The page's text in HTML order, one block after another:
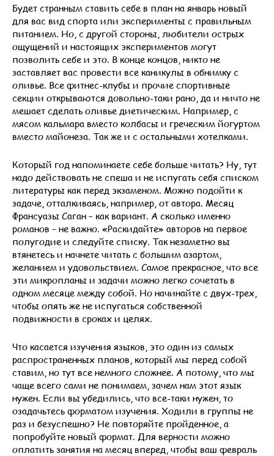
Будет странным ставить себе в план на январь новый
для вас вид спорта или эксперименты с правильным
питанием. Но, с другой стороны, любители острых
ощущений и настоящих экспериментов могут
позволить себе и это. В конце концов, никто не
заставляет вас провести все каникулы в обнимку с
оливье. Все фитнес-клубы и прочие спортивные
секции открываются довольно-таки рано, да и ничто не
мешает сделать оливье диетическим. Например, с
мясом кальмара вместо колбасы и греческим йогуртом
вместо майонеза. Так же и с остальными хотелками.
Который год напоминаете себе больше читать? Ну, тут
надо действовать не спеша и не испугать себя списком
литературы как перед экзаменом. Можно подойти к
задаче, отталкиваясь, например, от автора. Месяц
Франсуазы Саган – как вариант. А сколько именно
романов – не важно. «Раскидайте» авторов на первое
полугодие и следуйте списку. Так незаметно вы
втянетесь и начнете читать с большим азартом,
желанием и удовольствием. Самое прекрасное, что все
эти микропланы и задачи можно легко сочетать в
одном месяце между собой. Но начинайте с двух-трех,
чтобы опять же не испугаться собственной
подвижности в сроках и целях.
Что касается изучения языков, это один из самых
распространенных планов, который мы перед собой
ставим, но тут все немного сложнее. А потому, что мы
чаще всего сами не понимаем, зачем нам этот язык
нужен. Если вы убедились, что все-таки нужен, то
озадачьтесь форматом изучения. Ходили в группы не
раз и безуспешно? Не повторяйте пройденное, а
попробуйте новый формат. Для верности можно
оплатить занятия на месяц вперед, чтобы ваш февраль